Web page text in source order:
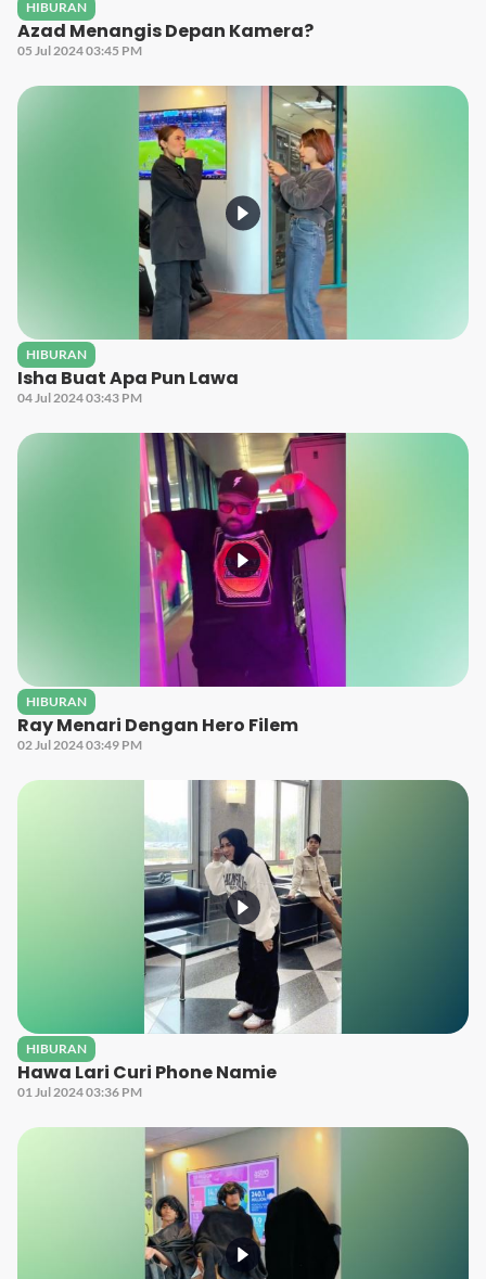
HIBURAN
Azad Menangis Depan Kamera?
05 Jul 2024 03:45 PM
HIBURAN
Isha Buat Apa Pun Lawa
04 Jul 2024 03:43 PM
HIBURAN
Ray Menari Dengan Hero Filem
02 Jul 2024 03:49 PM
HIBURAN
Hawa Lari Curi Phone Namie
01 Jul 2024 03:36 PM